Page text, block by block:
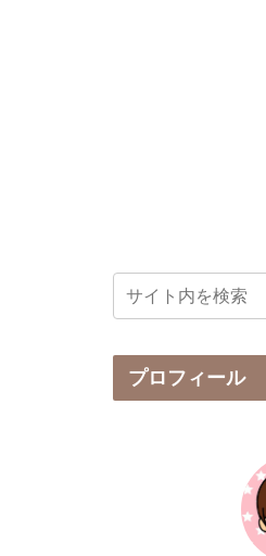
プロフィール